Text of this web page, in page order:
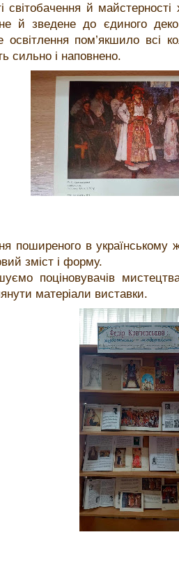
світобачення й
й зведене до єдиного
освітлення пом’якшило всі
сильно і наповнено.
поширеного в
зміст і форму.
поціновувачів
матеріали виставки.